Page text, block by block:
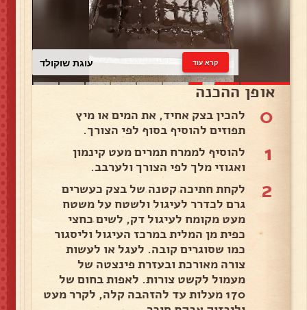
עוגת שוקולד קרא עוד
אופן ההכנה
0
להכין בצק אחיד, את המים או מיץ
תפוזים להוסיף בסוף לפי הצורך.
1
להוסיף לממרח תמרים מעט קינמון
ואגוזי מלך לפי הצורך ולערבב.
2
לקחת חתיכה קטנה של בצק כעשרים
גרם לכדרר לעיגול ולשטח על משטח
מעט מקומח לעיגול דק, לשים כחצי
כפית מן המלית במרכז העיגול וליסגור
כמו שסוגרים קובה. לעגל או לעשות
צורה מאורכת ובעזרת פינצטה של
מעמול לקשט צורות. לאפות בחום של
170 מעלות עד להזהבה קלה, לקרר מעט